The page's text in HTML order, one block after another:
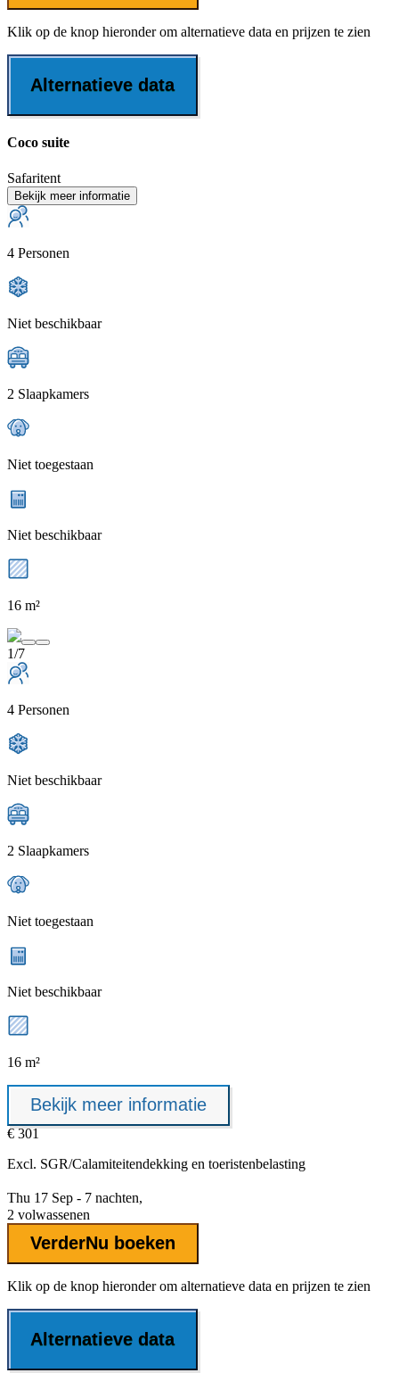
Klik op de knop hieronder om alternatieve data en prijzen te zien
Alternatieve data
Coco suite
Safaritent
Bekijk meer informatie
4 Personen
Niet beschikbaar
2 Slaapkamers
Niet toegestaan
Niet beschikbaar
16 m²
1/7
4 Personen
Niet beschikbaar
2 Slaapkamers
Niet toegestaan
Niet beschikbaar
16 m²
Bekijk meer informatie
€ 301
Excl. SGR/Calamiteitendekking en toeristenbelasting
Thu 17 Sep - 7 nachten,
2 volwassenen
VerderNu boeken
Klik op de knop hieronder om alternatieve data en prijzen te zien
Alternatieve data